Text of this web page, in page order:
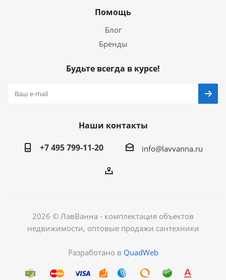
Помощь
Блог
Бренды
Будьте всегда в курсе!
Наши контакты
+7 495 799-11-20
info@lavvanna.ru
2026 © ЛавВанна - комплектация объектов
недвижимости, оптовые продажи сантехники
Разработано в QuadWeb